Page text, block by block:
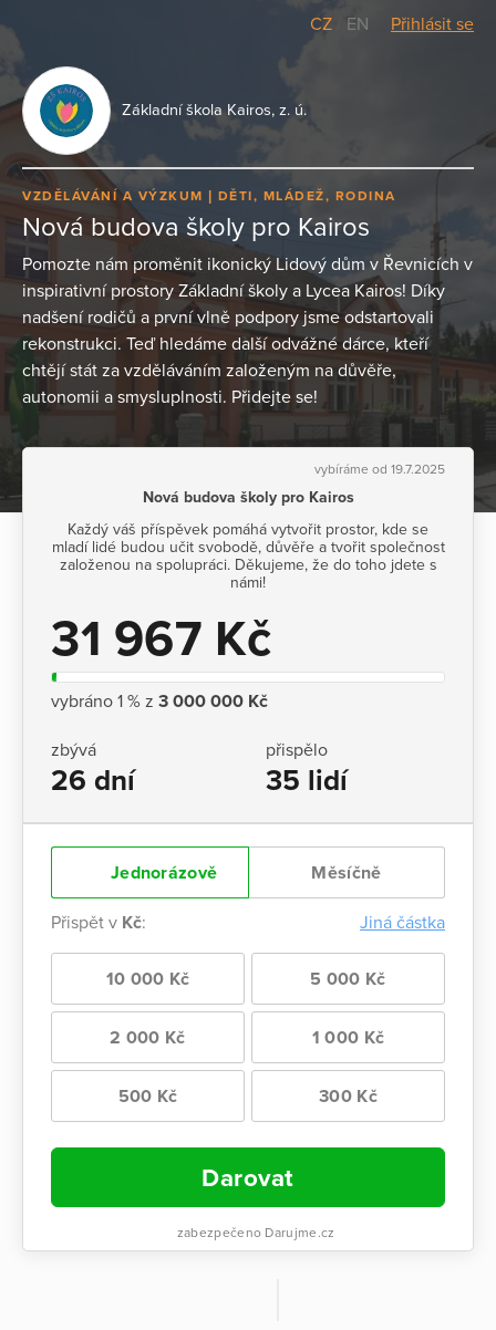
CZ EN Přihlásit se
Základní škola Kairos, z. ú.
VZDĚLÁVÁNÍ A VÝZKUM DĚTI, MLÁDEŽ, RODINA
Nová budova školy pro Kairos
Pomozte nám proměnit ikonický Lidový dům v Řevnicích v
inspirativní prostory Základní školy a Lycea Kairos! Díky
nadšení rodičů a první vlně podpory jsme odstartovali
rekonstrukci. Teď hledáme další odvážné dárce, kteří
chtějí stát za vzděláváním založeným na důvěře,
autonomii a smysluplnosti. Přidejte se!
vybíráme od 19.7.2025
Nová budova školy pro Kairos
Každý váš příspěvek pomáhá vytvořit prostor, kde se
mladí lidé budou učit svobodě, důvěře a tvořit společnost
založenou na spolupráci. Děkujeme, že do toho jdete s
námi!
31 967 Kč
vybráno 1 % z 3 000 000 Kč
zbývá
26 dní
přispělo
35 lidí
Jednorázově Měsíčně
Přispět v Kč: Jiná částka
10 000 Kč 5 000 Kč
2 000 Kč 1 000 Kč
500 Kč 300 Kč
Darovat
zabezpečeno Darujme.cz